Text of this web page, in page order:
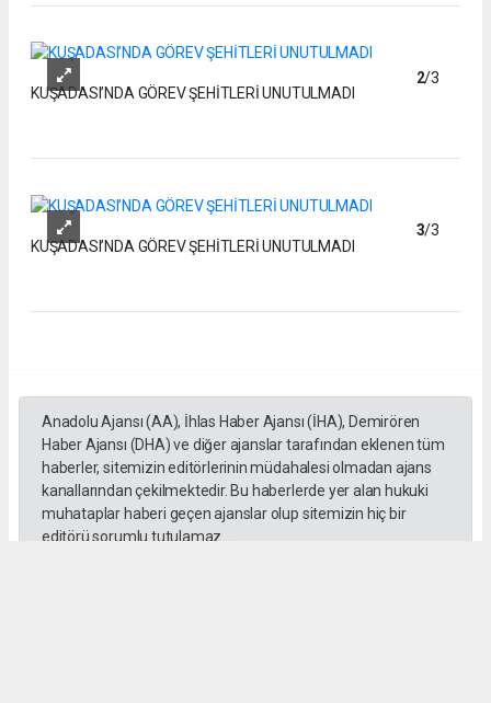
2/3
KUŞADASI’NDA GÖREV ŞEHİTLERİ UNUTULMADI
3/3
KUŞADASI’NDA GÖREV ŞEHİTLERİ UNUTULMADI
Anadolu Ajansı (AA), İhlas Haber Ajansı (İHA), Demirören
Haber Ajansı (DHA) ve diğer ajanslar tarafından eklenen tüm
haberler, sitemizin editörlerinin müdahalesi olmadan ajans
kanallarından çekilmektedir. Bu haberlerde yer alan hukuki
muhataplar haberi geçen ajanslar olup sitemizin hiç bir
editörü sorumlu tutulamaz...